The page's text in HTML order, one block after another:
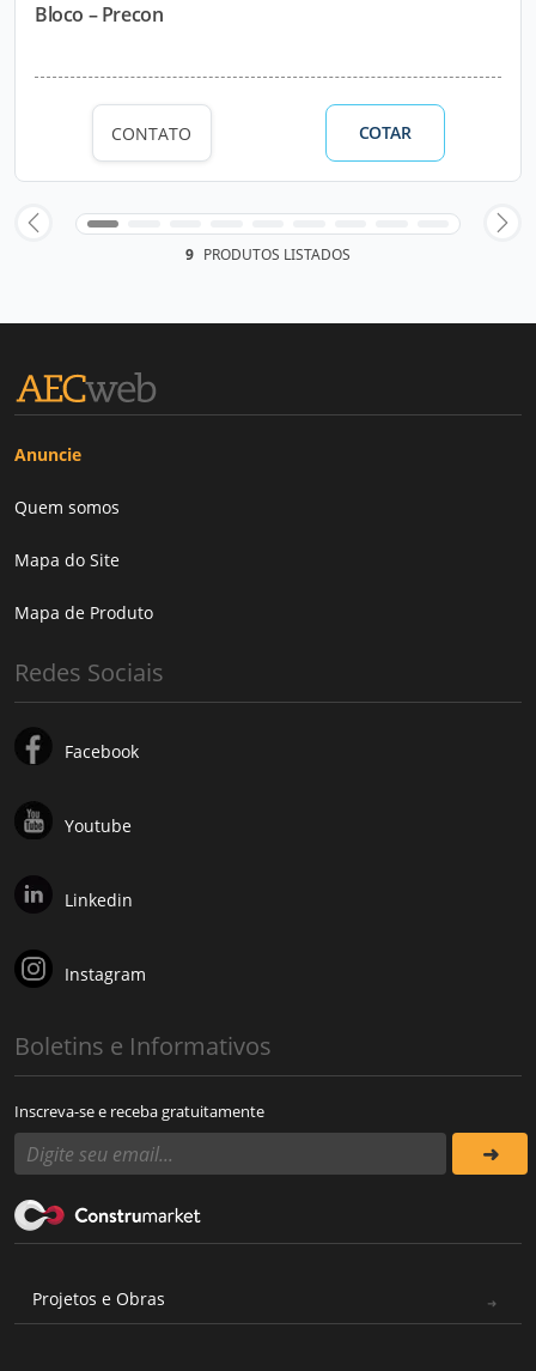
Bloco – Precon
CONTATO COTAR
9 PRODUTOS LISTADOS
Anuncie
Quem somos
Mapa do Site
Mapa de Produto
Redes Sociais
Facebook
Youtube
Linkedin
Instagram
Boletins e Informativos
Inscreva-se e receba gratuitamente
Projetos e Obras